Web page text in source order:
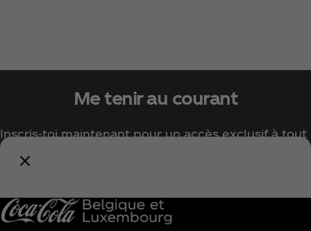
Me tenir au courant
Inscris-toi maintenant pour un accès exclusif à tout
l'univers Coca‑Cola !